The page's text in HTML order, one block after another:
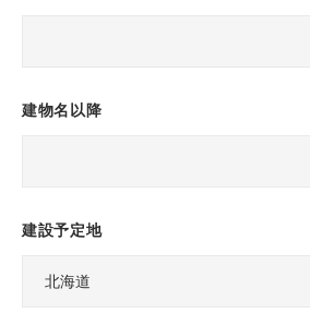
建物名以降
建設予定地